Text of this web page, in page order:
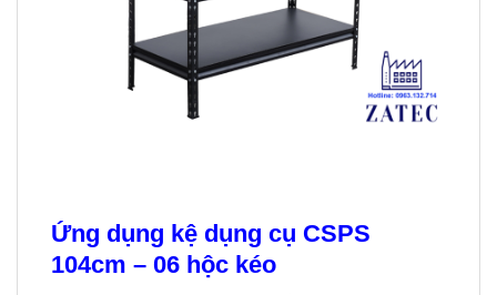
Ứng dụng kệ dụng cụ CSPS
104cm – 06 hộc kéo